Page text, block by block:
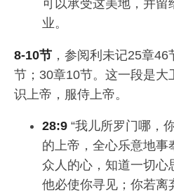
可以承受这美地，并
业。
8-10节 ，参阅利未记25章
节；30章10节。这一段是大
识上帝，服侍上帝。
28:9 “我儿所罗门哪，
的上帝，全心乐意地事
众人的心，知道一切心
他必使你寻见；你若离